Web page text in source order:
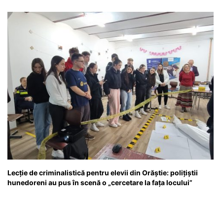
k
er
Lecție de criminalistică pentru elevii din Orăștie: polițiștii
hunedoreni au pus în scenă o „cercetare la fața locului”